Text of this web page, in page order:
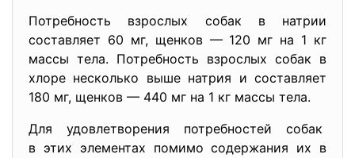
Потребность взрослых собак в натрии
составляет 60 мг, щенков — 120 мг на 1 кг
массы тела. Потребность взрослых собак в
хлоре несколько выше натрия и составляет
180 мг, щенков — 440 мг на 1 кг массы тела.
Для удовлетворения потребностей собак
в этих элементах помимо содержания их в